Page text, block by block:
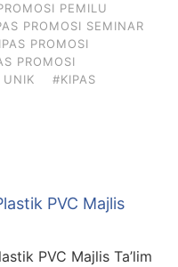
PEMILU
PROMOSI SEMINAR
PROMOSI
PROMOSI
UNIK
#KIPAS
PVC Majlis
PVC Majlis Ta’lim